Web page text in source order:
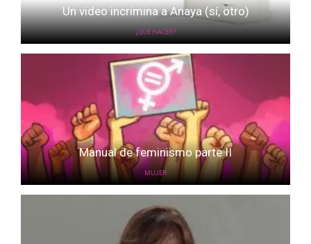
Un video incrimina a Anaya (sí, otro)
¿QUÉ HACER?
Manual de feminismo parte II
MUJER